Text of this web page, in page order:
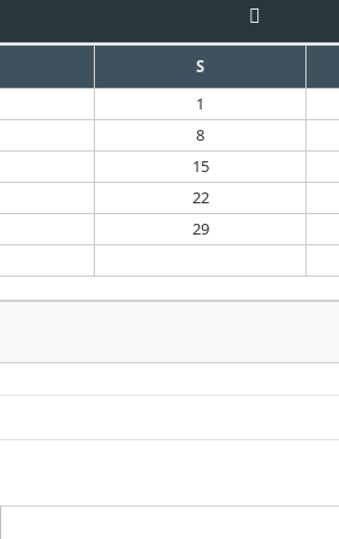
S
1
8
15
22
29